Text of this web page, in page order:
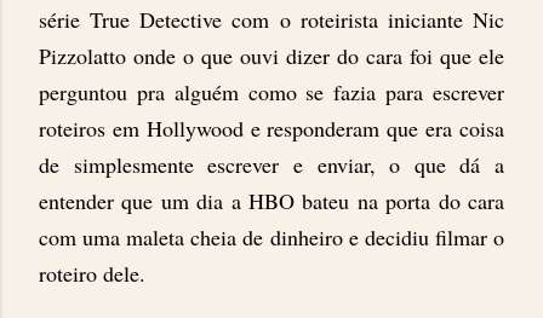
série True Detective com o roteirista iniciante Nic
Pizzolatto onde o que ouvi dizer do cara foi que ele
perguntou pra alguém como se fazia para escrever
roteiros em Hollywood e responderam que era coisa
de simplesmente escrever e enviar, o que dá a
entender que um dia a HBO bateu na porta do cara
com uma maleta cheia de dinheiro e decidiu filmar o
roteiro dele.